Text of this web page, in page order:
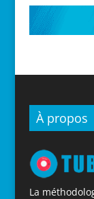
À propos
La